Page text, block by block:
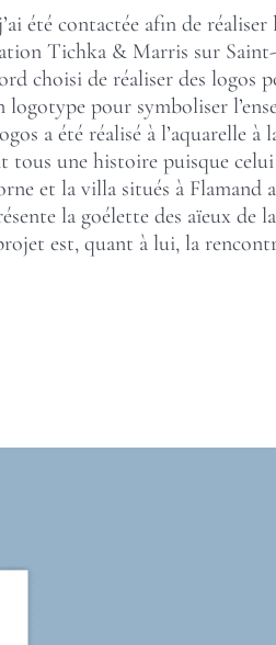
été contactée afin de
Tichka & Marris sur
choisi de réaliser des logos
logotype pour symboliser
a été réalisé à l’aquarelle à
tous une histoire puisque
et la villa situés à Flamand
la goélette des aïeux de
est, quant à lui, la